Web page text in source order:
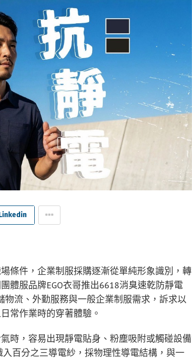
條件，企業制服採購逐漸從單純形象識別，轉
體服品牌EGO衣哥推出6618消臭速乾防靜電
物流、外勤服務與一般企業制服需求，訴求以
常作業時的穿著體驗。
時，容易出現靜電貼身、粉塵吸附或觸碰設備
百分之三導電紗，採物理性導電結構，與一